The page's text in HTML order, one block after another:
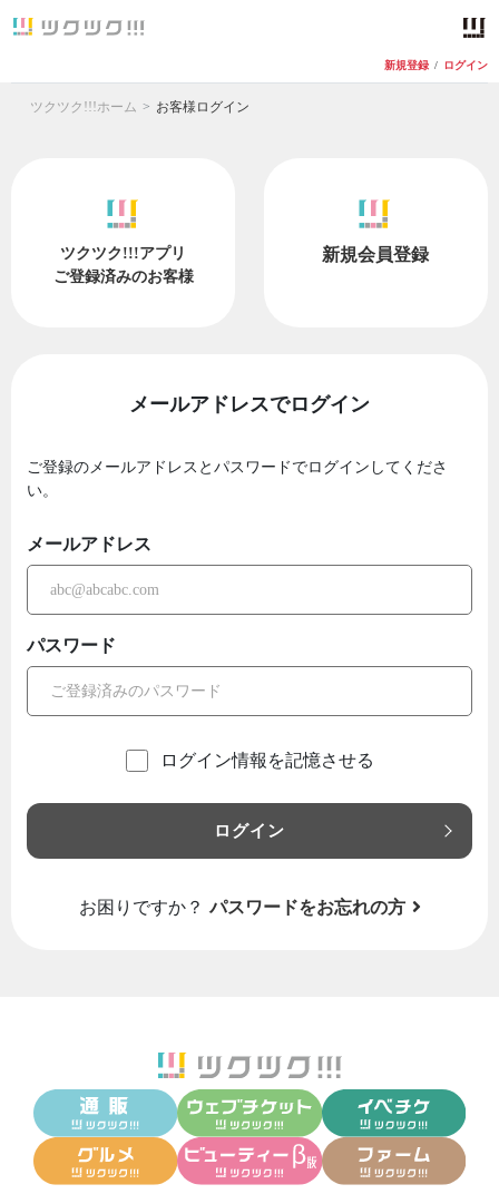
新規登録 / ログイン
ツクツク!!!ホーム お客様ログイン
ツクツク!!!アプリ
ご登録済みのお客様
新規会員登録
メールアドレスでログイン
ご登録のメールアドレスとパスワードでログインしてくださ
い。
メールアドレス
パスワード
ログイン情報を記憶させる
ログイン
お困りですか？ パスワードをお忘れの方